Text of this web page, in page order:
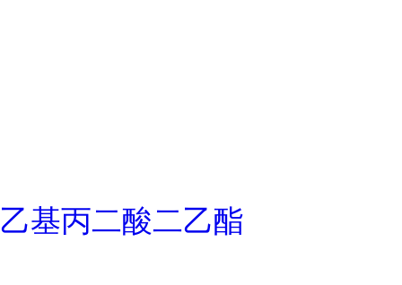
乙基丙二酸二乙酯